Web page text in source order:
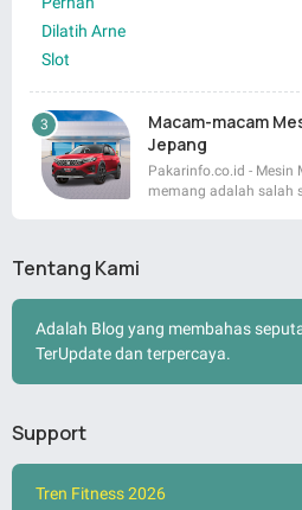
Macam-macam
Jepang
Pakarinfo.co.id - Mesin
memang adalah salah
Tentang Kami
Adalah Blog yang membahas
TerUpdate dan terpercaya.
Support
Tren Fitness 2026